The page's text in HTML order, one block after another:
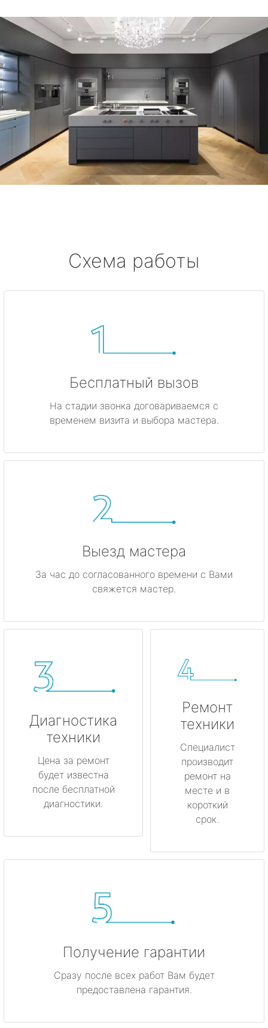
Схема работы
Бесплатный вызов
На стадии звонка договариваемся с
временем визита и выбора мастера.
Выезд мастера
За час до согласованного времени с Вами
свяжется мастер.
Диагностика
техники
Цена за ремонт
будет известна
после бесплатной
диагностики.
Ремонт
техники
Специалист
производит
ремонт на
месте и в
короткий
срок.
Получение гарантии
Сразу после всех работ Вам будет
предоставлена гарантия.